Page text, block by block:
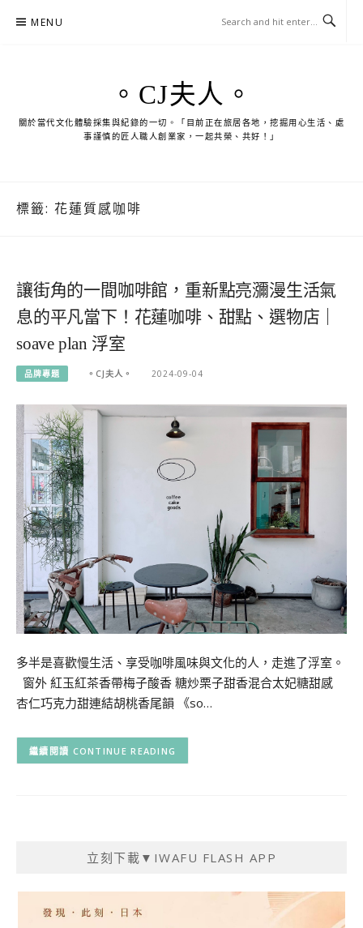
MENU
。CJ夫人。
關於當代文化體驗採集與紀錄的一切。「目前正在旅居各地，挖掘用心生活、處
事謹慎的匠人職人創業家，一起共榮、共好！」
標籤: 花蓮質感咖啡
讓街角的一間咖啡館，重新點亮瀰漫生活氣
息的平凡當下！花蓮咖啡、甜點、選物店｜
soave plan 浮室
品牌專題 。CJ夫人。 2024-09-04
多半是喜歡慢生活、享受咖啡風味與文化的人，走進了浮室。
窗外 紅玉紅茶香帶梅子酸香 糖炒栗子甜香混合太妃糖甜感
杏仁巧克力甜連結胡桃香尾韻 《so…
CONTINUE READING
立刻下載▼IWAFU FLASH APP